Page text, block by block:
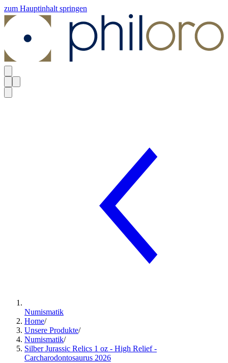
zum Hauptinhalt springen
Numismatik
Home/
Unsere Produkte/
Numismatik/
Silber Jurassic Relics 1 oz - High Relief -
Carcharodontosaurus 2026